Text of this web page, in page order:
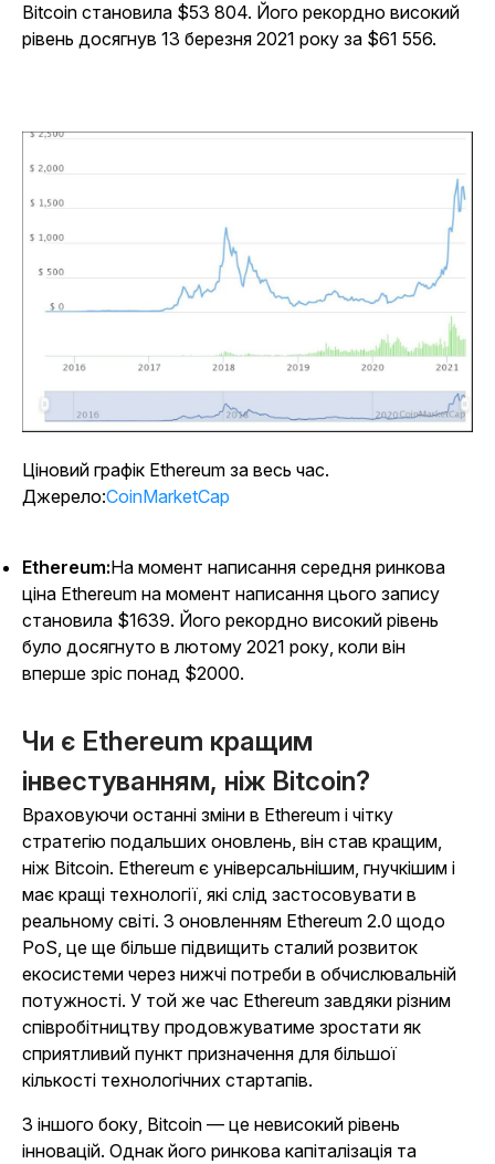
Bitcoin становила $53 804. Його рекордно високий
рівень досягнув 13 березня 2021 року за $61 556.
Ціновий графік Ethereum за весь час.
Джерело:CoinMarketCap
Ethereum:На момент написання середня ринкова
ціна Ethereum на момент написання цього запису
становила $1639. Його рекордно високий рівень
було досягнуто в лютому 2021 року, коли він
вперше зріс понад $2000.
Чи є Ethereum кращим
інвестуванням, ніж Bitcoin?
Враховуючи останні зміни в Ethereum і чітку
стратегію подальших оновлень, він став кращим,
ніж Bitcoin. Ethereum є універсальнішим, гнучкішим і
має кращі технології, які слід застосовувати в
реальному світі. З оновленням Ethereum 2.0 щодо
PoS, це ще більше підвищить сталий розвиток
екосистеми через нижчі потреби в обчислювальній
потужності. У той же час Ethereum завдяки різним
співробітництву продовжуватиме зростати як
сприятливий пункт призначення для більшої
кількості технологічних стартапів.
З іншого боку, Bitcoin — це невисокий рівень
інновацій. Однак його ринкова капіталізація та